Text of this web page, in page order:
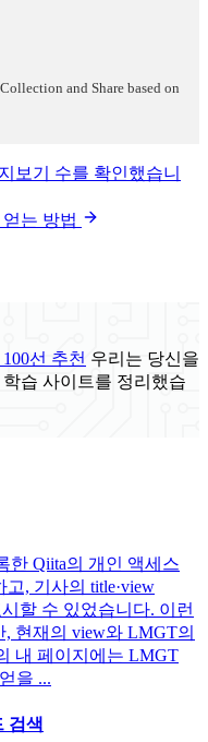
Collection and Share based on
보기 수를 확인했습니
는 방법
선 추천 우리는 당신을
습 사이트를 정리했습
한 Qiita의 개인 액세스
, 기사의 title·view
할 수 있었습니다. 이런
현재의 view와 LMGT의
내 페이지에는 LMGT
을 ...
검색